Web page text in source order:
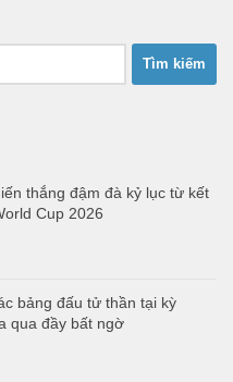
thắng đậm đà kỷ lục từ kết
Cup 2026
bảng đấu tử thần tại kỳ
qua đầy bất ngờ